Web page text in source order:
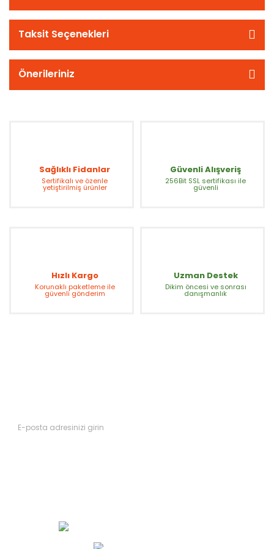
Taksit Seçenekleri
Önerileriniz
Sağlıklı Fidanlar
Sertifikalı ve özenle
yetiştirilmiş ürünler
Güvenli Alışveriş
256Bit SSL sertifikası ile
güvenli
Hızlı Kargo
Korunaklı paketleme ile
güvenli gönderim
Uzman Destek
Dikim öncesi ve sonrası
danışmanlık